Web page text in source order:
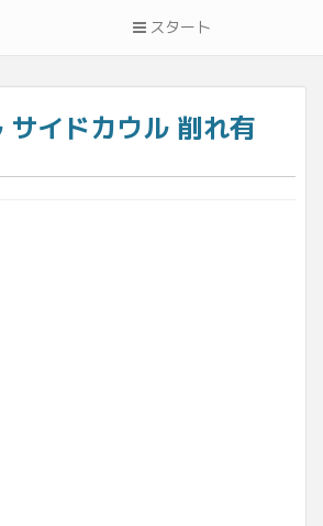
スタート
イドカウル 削れ有